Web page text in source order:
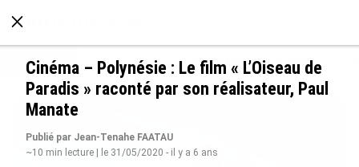
À LA UNE POLITIQUE ECONOMIE SOCIÉTÉ
Cinéma – Polynésie : Le film « L’Oiseau de
Paradis » raconté par son réalisateur, Paul
Manate
Publié par Jean-Tenahe FAATAU
~10 min lecture | le 31/05/2020 - il y a 6 ans